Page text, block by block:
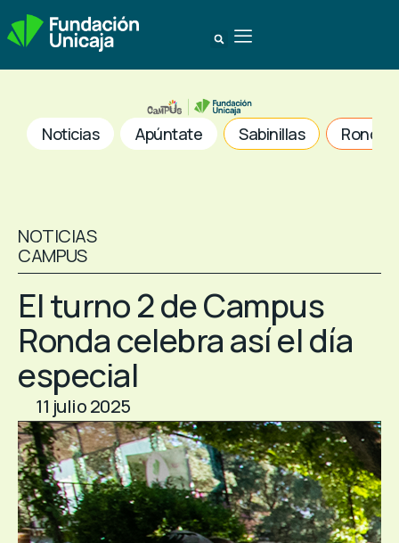
Noticias Apúntate Sabinillas Ronda
NOTICIAS
CAMPUS
El turno 2 de Campus
Ronda celebra así el día
especial
11 julio 2025